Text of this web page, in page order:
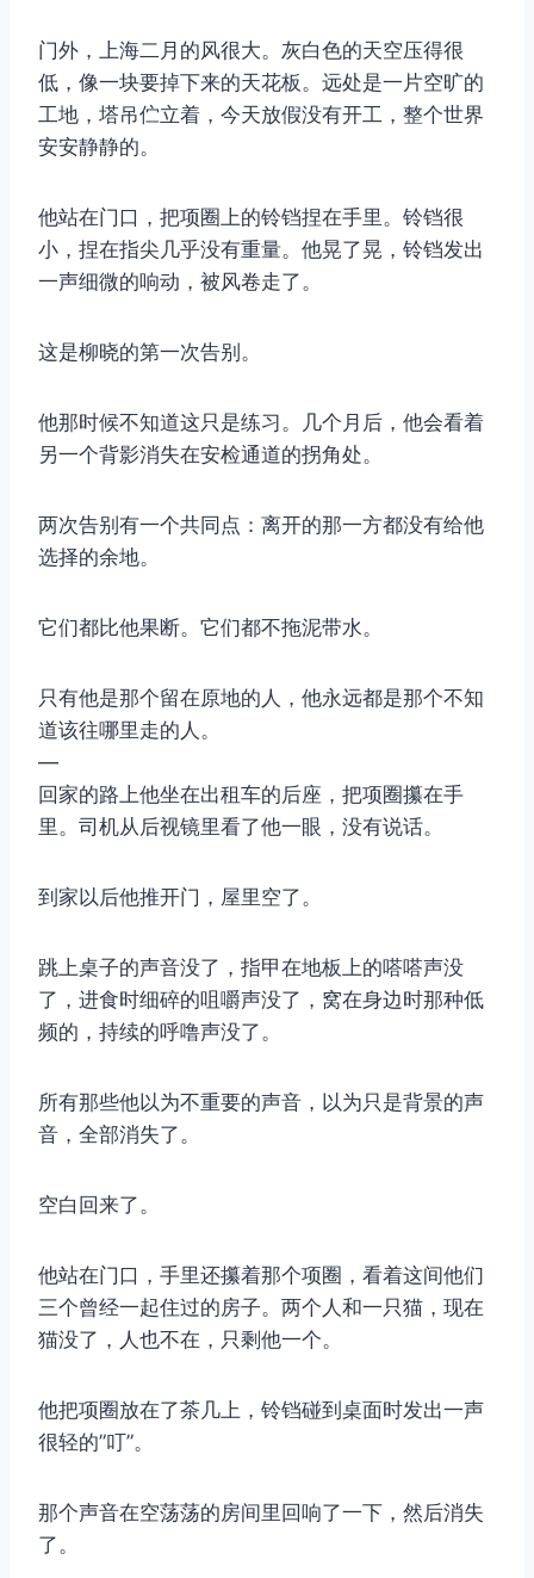
门外，上海二月的风很大。灰白色的天空压得很
低，像一块要掉下来的天花板。远处是一片空旷的
工地，塔吊伫立着，今天放假没有开工，整个世界
安安静静的。
他站在门口，把项圈上的铃铛捏在手里。铃铛很
小，捏在指尖几乎没有重量。他晃了晃，铃铛发出
一声细微的响动，被风卷走了。
这是柳晓的第一次告别。
他那时候不知道这只是练习。几个月后，他会看着
另一个背影消失在安检通道的拐角处。
两次告别有一个共同点：离开的那一方都没有给他
选择的余地。
它们都比他果断。它们都不拖泥带水。
只有他是那个留在原地的人，他永远都是那个不知
道该往哪里走的人。
—
回家的路上他坐在出租车的后座，把项圈攥在手
里。司机从后视镜里看了他一眼，没有说话。
到家以后他推开门，屋里空了。
跳上桌子的声音没了，指甲在地板上的嗒嗒声没
了，进食时细碎的咀嚼声没了，窝在身边时那种低
频的，持续的呼噜声没了。
所有那些他以为不重要的声音，以为只是背景的声
音，全部消失了。
空白回来了。
他站在门口，手里还攥着那个项圈，看着这间他们
三个曾经一起住过的房子。两个人和一只猫，现在
猫没了，人也不在，只剩他一个。
他把项圈放在了茶几上，铃铛碰到桌面时发出一声
很轻的”叮”。
那个声音在空荡荡的房间里回响了一下，然后消失
了。